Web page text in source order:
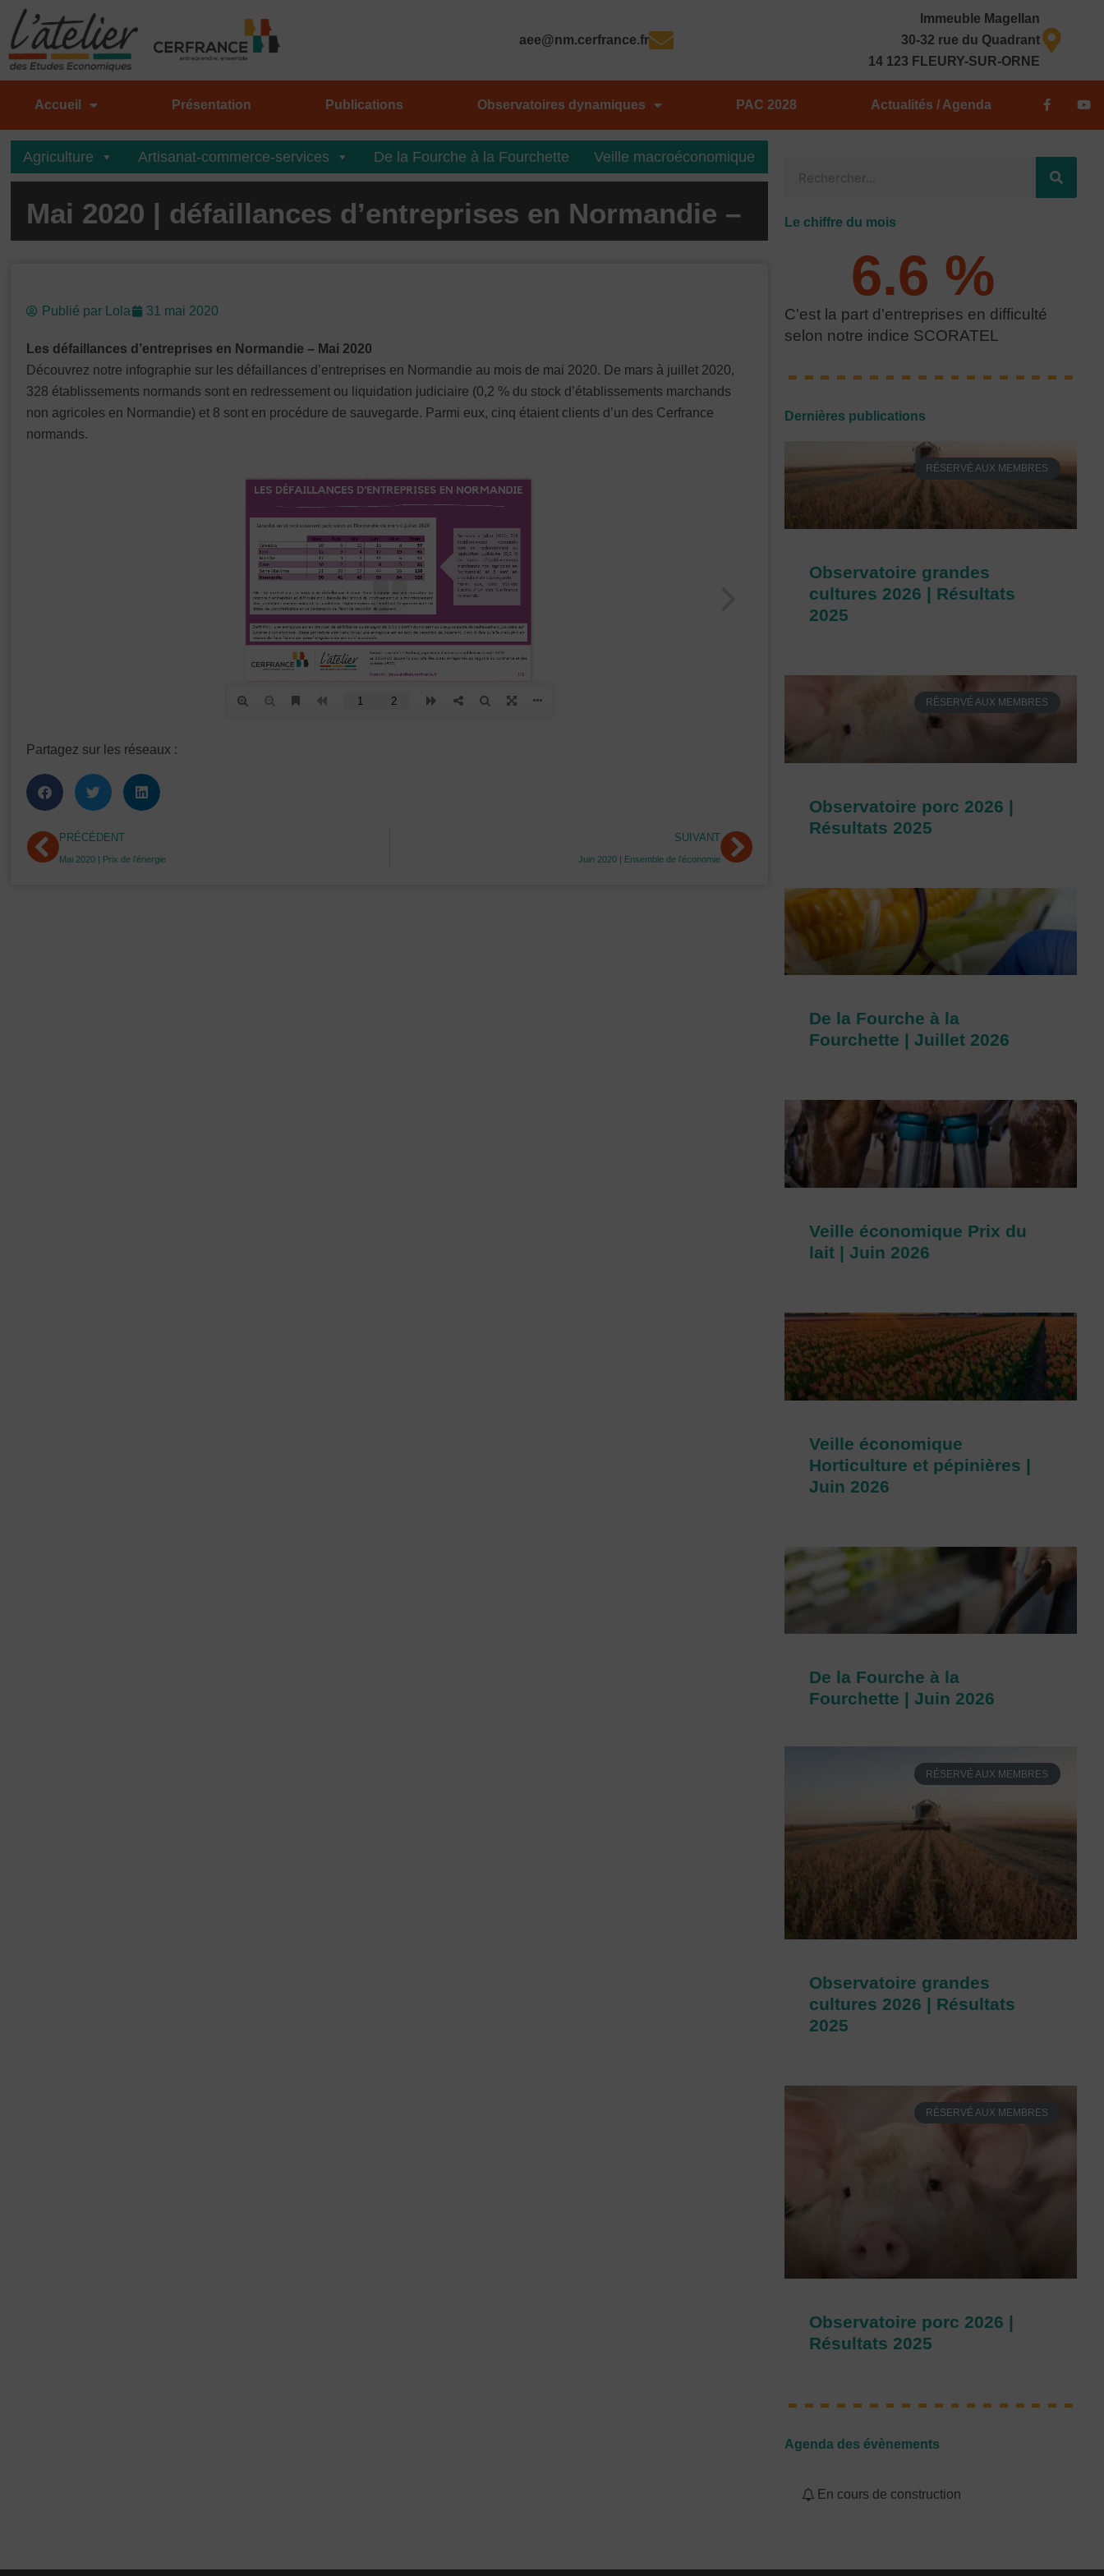
Aller
au
contenu
aee@nm.cerfrance.fr
Immeuble Magellan
30-32 rue du Quadrant
14 123 FLEURY-SUR-ORNE
Accueil Présentation Publications Observatoires dynamiques PAC 2028 Actualités / Agenda
F
a
o
o
k
-
Y
o
Agriculture Artisanat-commerce-services De la Fourche à la Fourchette Veille macroéconomique
Mai 2020 | défaillances d’entreprises en Normandie –
Publié parLola 31 mai 2020
Les défaillances d’entreprises en Normandie – Mai 2020
Découvrez notre infographie sur les défaillances d’entreprises en Normandie au mois de mai 2020. De mars à juillet 2020,
328 établissements normands sont en redressement ou liquidation judiciaire (0,2 % du stock d’établissements marchands
non agricoles en Normandie) et 8 sont en procédure de sauvegarde. Parmi eux, cinq étaient clients d’un des Cerfrance
normands.
Partagez sur les réseaux :
Précédent
PRÉCÉDENT
Mai 2020 | Prix de l’énergie
SUIVANT
Juin 2020 | Ensemble de l’économie
Suivant
Le chiffre du mois
C'est la part d'entreprises en difficulté
selon notre indice SCORATEL
6.6 %
Dernières publications
RÉSERVÉ AUX MEMBRES
Observatoire grandes
cultures 2026 | Résultats
2025
RÉSERVÉ AUX MEMBRES
Observatoire porc 2026 |
Résultats 2025
De la Fourche à la
Fourchette | Juillet 2026
Veille économique Prix du
lait | Juin 2026
Veille économique
Horticulture et pépinières |
Juin 2026
De la Fourche à la
Fourchette | Juin 2026
RÉSERVÉ AUX MEMBRES
Observatoire grandes
cultures 2026 | Résultats
2025
RÉSERVÉ AUX MEMBRES
Observatoire porc 2026 |
Résultats 2025
Agenda des évènements
En cours de construction